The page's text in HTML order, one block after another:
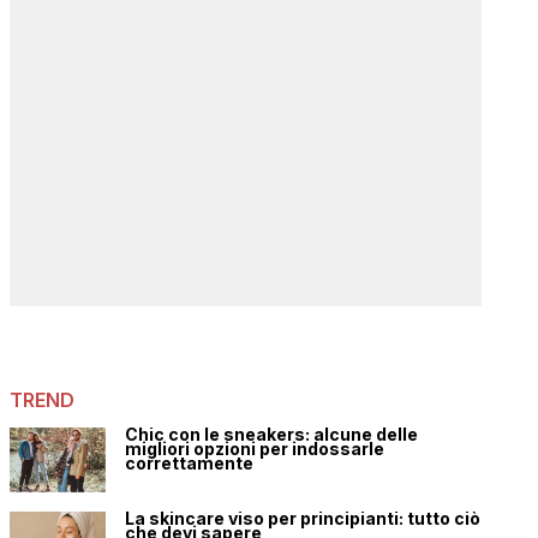
TREND
Chic con le sneakers: alcune delle
migliori opzioni per indossarle
correttamente
La skincare viso per principianti: tutto ciò
che devi sapere